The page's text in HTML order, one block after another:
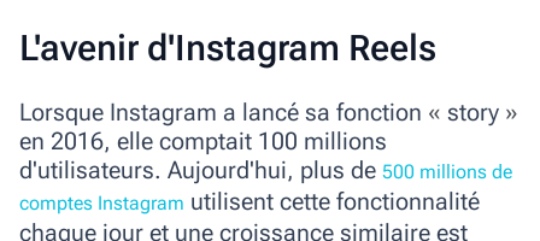
L'avenir d'Instagram Reels
Lorsque Instagram a lancé sa fonction « story »
en 2016, elle comptait 100 millions
d'utilisateurs. Aujourd'hui, plus de 500 millions de
comptes Instagram utilisent cette fonctionnalité
chaque jour et une croissance similaire est